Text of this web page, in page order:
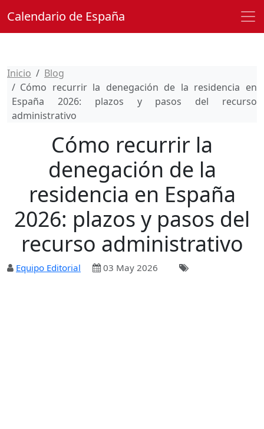
Calendario de España
Inicio
Blog
Cómo recurrir la denegación de la residencia en
España 2026: plazos y pasos del recurso
administrativo
Cómo recurrir la
denegación de la
residencia en España
2026: plazos y pasos del
recurso administrativo
Equipo Editorial 03 May 2026